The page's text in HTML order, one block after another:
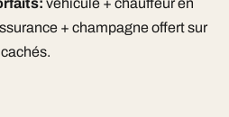
véhicule + chauffeur en
+ champagne offert sur